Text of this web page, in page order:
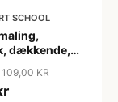
SCHOOL
dækkende,
109,00 KR